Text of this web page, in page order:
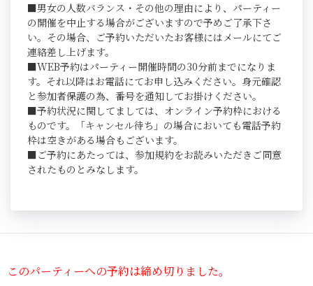
■男女の人数バランス・その他の理由により、パーティー
の開催を中止する場合がございますので予めご了承下さ
い。その場合、ご予約いただいたお客様にはメールにてご
連絡差し上げます。
■WEB予約はパーティー開催時間の30分前までになりま
す。それ以降はお電話にてお申し込みください。身元確認
と参加者保護の為、番号を通知してお掛けください。
■予約状況に関してましては、オンライン予約枠における
ものです。「キャンセル待ち」の場合においても電話予約
枠は空きがある場合もございます。
■ご予約にあたっては、参加規約をお読みいただきご同意
されたものとみなします。
このパーティーへの予約は締め切りました。